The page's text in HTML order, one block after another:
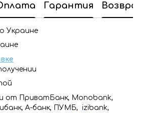
Гарантия
Украине
от ПриватБанк, Monobank,
А-банк, ПУМБ, izibank,